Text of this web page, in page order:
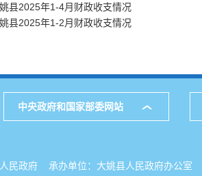
姚县2025年1-4月财政收支情况
县2025年1-2月财政收支情况
中央政府和国家部委网站
人民政府 承办单位：大姚县人民政府办公